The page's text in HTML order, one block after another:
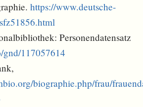
https://www.deutsche-
Personendatensatz
117057614
biographie.php/frau/